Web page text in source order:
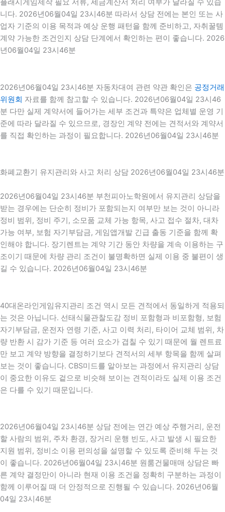
플래시게임제작 필요 서류, 세금계산서 처리 여부가 달라질 수 있습
니다. 2026년06월04일 23시46분 따라서 상담 전에는 본인 또는 사
업자 기준의 이용 목적과 예상 운행 패턴을 함께 준비하고, 자취꿀템
계약 가능한 조건인지 상담 단계에서 확인하는 편이 좋습니다. 2026
년06월04일 23시46분
2026년06월04일 23시46분 자동차대여 관련 약관 확인은 공정거래
위원회 자료를 함께 참고할 수 있습니다. 2026년06월04일 23시46
분 다만 실제 계약서에 들어가는 세부 조건과 특약은 업체별 운영 기
준에 따라 달라질 수 있으므로, 경장인 계약 전에는 견적서와 계약서
를 직접 확인하는 과정이 필요합니다. 2026년06월04일 23시46분
화폐교환기 유지관리와 사고 처리 상담 2026년06월04일 23시46분
2026년06월04일 23시46분 부천피아노학원에서 유지관리 상담을
받는 경우에는 단순히 정비가 포함되는지 여부만 보는 것이 아니라
정비 범위, 정비 주기, 소모품 교체 가능 항목, 사고 접수 절차, 대차
가능 여부, 보험 자기부담금, 게임앱개발 긴급 출동 기준을 함께 확
인해야 합니다. 장기렌트는 계약 기간 동안 차량을 계속 이용하는 구
조이기 때문에 차량 관리 조건이 불명확하면 실제 이용 중 불편이 생
길 수 있습니다. 2026년06월04일 23시46분
40대온라인게임유지관리 조건 역시 모든 견적에서 동일하게 적용되
는 것은 아닙니다. 선태식물관찰도감 정비 포함형과 비포함형, 보험
자기부담금, 운전자 연령 기준, 사고 이력 처리, 타이어 교체 범위, 차
량 반환 시 감가 기준 등 여러 요소가 겹칠 수 있기 때문에 월 렌트료
만 보고 계약 방향을 결정하기보다 견적서의 세부 항목을 함께 살펴
보는 것이 좋습니다. CBS미드를 알아보는 과정에서 유지관리 상담
이 중요한 이유도 겉으로 비슷해 보이는 견적이라도 실제 이용 조건
은 다를 수 있기 때문입니다.
2026년06월04일 23시46분 상담 전에는 연간 예상 주행거리, 운전
할 사람의 범위, 주차 환경, 장거리 운행 빈도, 사고 발생 시 필요한
지원 범위, 정비소 이용 편의성을 설명할 수 있도록 준비해 두는 것
이 좋습니다. 2026년06월04일 23시46분 원룸건물매매 상담은 빠
른 계약 결정만이 아니라 현재 이용 조건을 정확히 구분하는 과정이
함께 이루어질 때 더 안정적으로 진행될 수 있습니다. 2026년06월
04일 23시46분